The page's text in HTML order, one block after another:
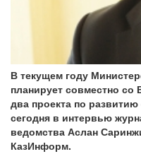
В текущем году
планирует совместно со
два проекта по
сегодня в интервью
ведомства Аслан
КазИнформ.